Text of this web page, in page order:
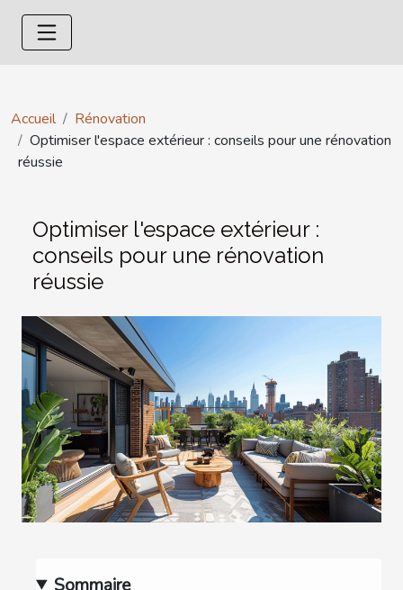
Accueil
Rénovation
Optimiser l'espace extérieur : conseils pour une rénovation
réussie
Optimiser l'espace extérieur :
conseils pour une rénovation
réussie
Sommaire